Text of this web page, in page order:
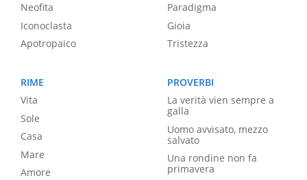
Neofita
Iconoclasta
Apotropaico
Paradigma
Gioia
Tristezza
RIME
Vita
Sole
Casa
Mare
Amore
PROVERBI
La verità vien sempre a
galla
Uomo avvisato, mezzo
salvato
Una rondine non fa
primavera